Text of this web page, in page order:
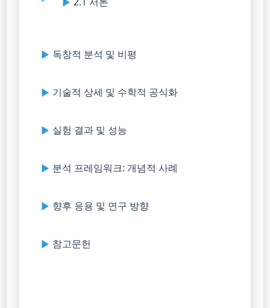
독창적 분석 및 비평
기술적 상세 및 수학적 공식화
실험 결과 및 성능
분석 프레임워크: 개념적 사례
향후 응용 및 연구 방향
참고문헌